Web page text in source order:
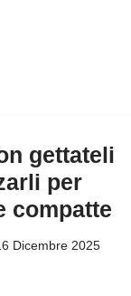
gettateli
per
compatte
Dicembre 2025